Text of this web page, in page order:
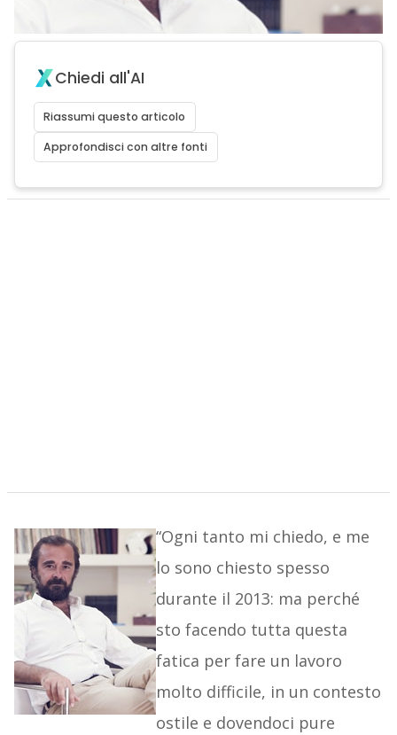
Chiedi all'AI
Riassumi questo articolo
Approfondisci con altre fonti
“Ogni tanto mi chiedo, e me
lo sono chiesto spesso
durante il 2013: ma perché
sto facendo tutta questa
fatica per fare un lavoro
molto difficile, in un contesto
ostile e dovendoci pure